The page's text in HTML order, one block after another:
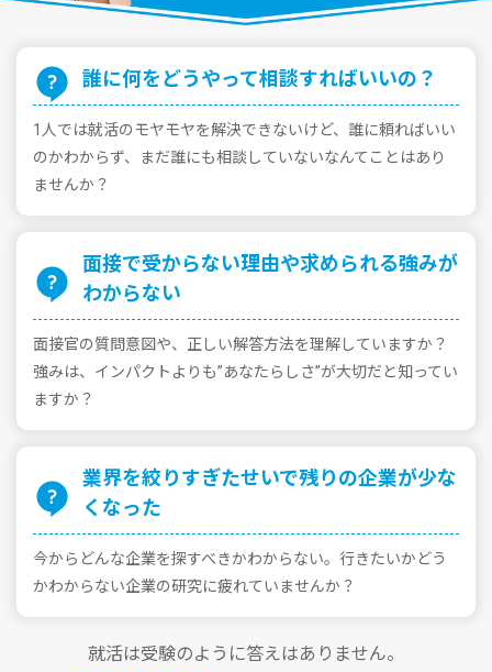
誰に何をどうやって相談すればいいの？
1⼈では就活のモヤモヤを解決できないけど、誰に頼ればいい
のかわからず、まだ誰にも相談していないなんてことはあり
ませんか？
⾯接で受からない理由や求められる強みが
わからない
⾯接官の質問意図や、正しい解答⽅法を理解していますか？
強みは、インパクトよりも”あなたらしさ”が⼤切だと知ってい
ますか？
業界を絞りすぎたせいで残りの企業が少な
くなった
今からどんな企業を探すべきかわからない。⾏きたいかどう
かわからない企業の研究に疲れていませんか？
就活は受験のように答えはありません。